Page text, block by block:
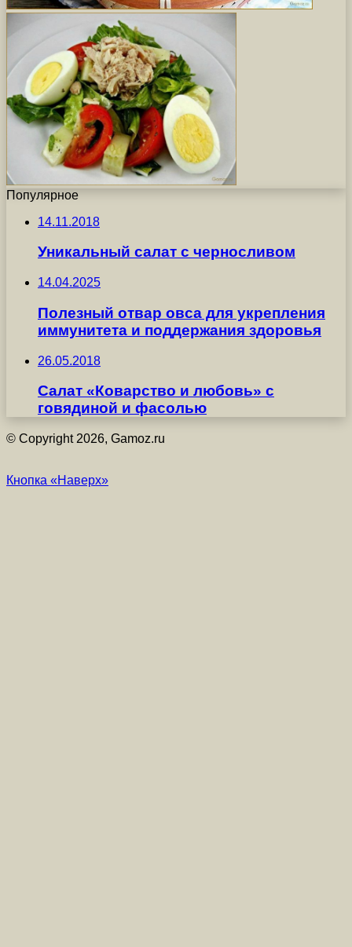
Популярное
14.11.2018
Уникальный салат с черносливом
14.04.2025
Полезный отвар овса для укрепления
иммунитета и поддержания здоровья
26.05.2018
Салат «Коварство и любовь» с
говядиной и фасолью
© Copyright 2026, Gamoz.ru
Кнопка «Наверх»